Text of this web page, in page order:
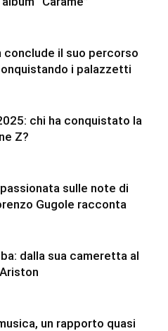
conclude il suo percorso
i palazzetti
chi ha conquistato la
Z?
sulle note di
Gugole racconta
dalla sua cameretta al
un rapporto quasi